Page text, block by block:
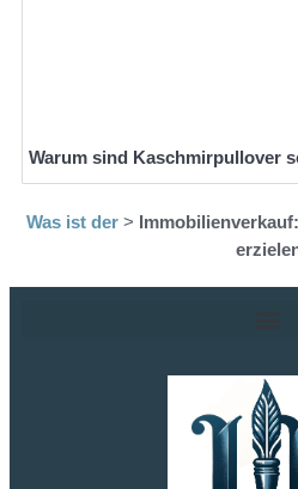
Warum sind Kaschmirpullover
Was ist der>